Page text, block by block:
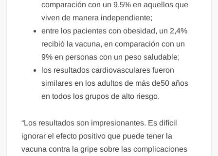
comparación con un 9,5% en aquellos que
viven de manera independiente;
entre los pacientes con obesidad, un 2,4%
recibió la vacuna, en comparación con un
9% en personas con un peso saludable;
los resultados cardiovasculares fueron
similares en los adultos de más de50 años
en todos los grupos de alto riesgo.
“Los resultados son impresionantes. Es difícil
ignorar el efecto positivo que puede tener la
vacuna contra la gripe sobre las complicaciones